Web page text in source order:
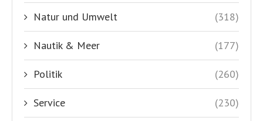
Natur und Umwelt (318)
Nautik & Meer (177)
Politik (260)
Service (230)